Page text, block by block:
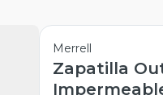
Merrell
Zapatilla